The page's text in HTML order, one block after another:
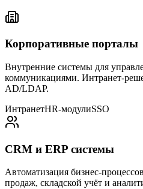
Корпоративные порталы
Внутренние системы для
коммуникациями. Интранет-
AD/LDAP.
ИнтранетHR-модулиSSO
CRM и ERP системы
Автоматизация бизнес-
продаж, складской учёт и